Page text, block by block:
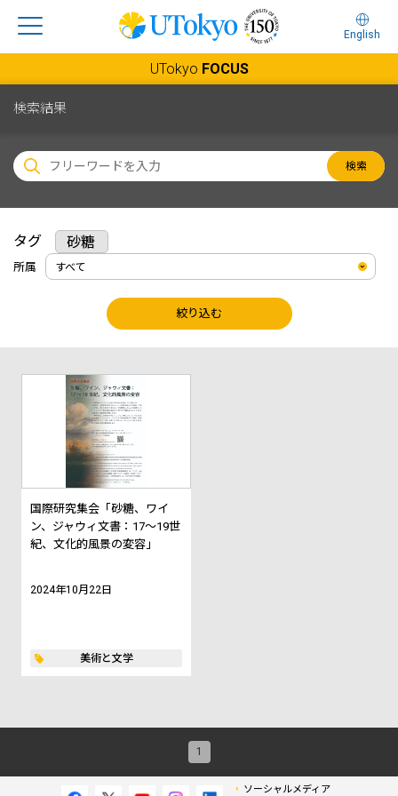
English
UTokyo FOCUS
検索結果
検索
タグ 砂糖
所属
絞り込む
国際研究集会「砂糖、ワイ
ン、ジャウィ文書：17～19世
紀、文化的風景の変容」
2024年10月22日
美術と文学
1
ソーシャルメディア